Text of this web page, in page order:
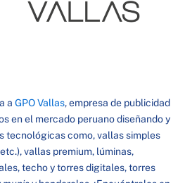
a GPOVallas, empresa de publicidad
en el mercado peruano diseñando y
tecnológicas como, vallas simples
vallas premium, lúminas,
techo y torres digitales, torres